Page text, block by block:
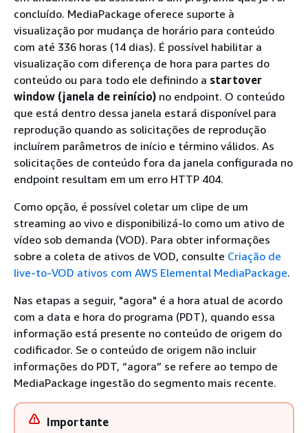
concluído. MediaPackage oferece suporte à
visualização por mudança de horário para conteúdo
com até 336 horas (14 dias). É possível habilitar a
visualização com diferença de hora para partes do
conteúdo ou para todo ele definindo a startover
window (janela de reinício) no endpoint. O conteúdo
que está dentro dessa janela estará disponível para
reprodução quando as solicitações de reprodução
incluírem parâmetros de início e término válidos. As
solicitações de conteúdo fora da janela configurada no
endpoint resultam em um erro HTTP 404.
Como opção, é possível coletar um clipe de um
streaming ao vivo e disponibilizá-lo como um ativo de
vídeo sob demanda (VOD). Para obter informações
sobre a coleta de ativos de VOD, consulte Criação de
live-to-VOD ativos com AWS Elemental MediaPackage.
Nas etapas a seguir, "agora" é a hora atual de acordo
com a data e hora do programa (PDT), quando essa
informação está presente no conteúdo de origem do
codificador. Se o conteúdo de origem não incluir
informações do PDT, “agora” se refere ao tempo de
MediaPackage ingestão do segmento mais recente.
Importante